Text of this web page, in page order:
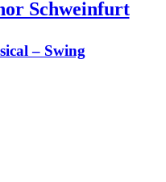
Schweinfurt
– Swing